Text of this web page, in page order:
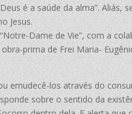
é a saúde da alma”. Aliás,
Jesus.
Dame de Vie”, com a
prima de Frei Maria-
emudecê-los através do
sobre o sentido da